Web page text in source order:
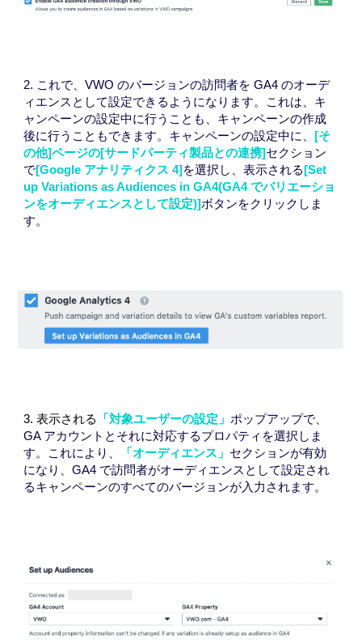
2. これで、VWO のバージョンの訪問者を GA4 のオーデ
ィエンスとして設定できるようになります。これは、キ
ャンペーンの設定中に行うことも、キャンペーンの作成
後に行うこともできます。キャンペーンの設定中に、[そ
の他]ページの[サードパーティ製品との連携]セクション
で[Google アナリティクス 4]を選択し、表示される[Set
up Variations as Audiences in GA4(GA4 でバリエーショ
ンをオーディエンスとして設定)]ボタンをクリックしま
す。
3. 表示される 「対象ユーザーの設定」 ポップアップで、
GA アカウントとそれに対応するプロパティを選択しま
す。これにより、
「オーディエンス」 セクションが有効
になり、GA4 で訪問者がオーディエンスとして設定され
るキャンペーンのすべてのバージョンが入力されます。